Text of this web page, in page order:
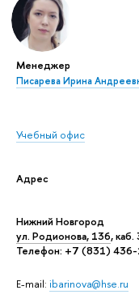
Менеджер
Писарева Ирина
Учебный офис
Адрес
Нижний Новгород
ул. Родионова, 136, каб.
Телефон: +7 (831)
E-mail: ibarinova@hse.ru